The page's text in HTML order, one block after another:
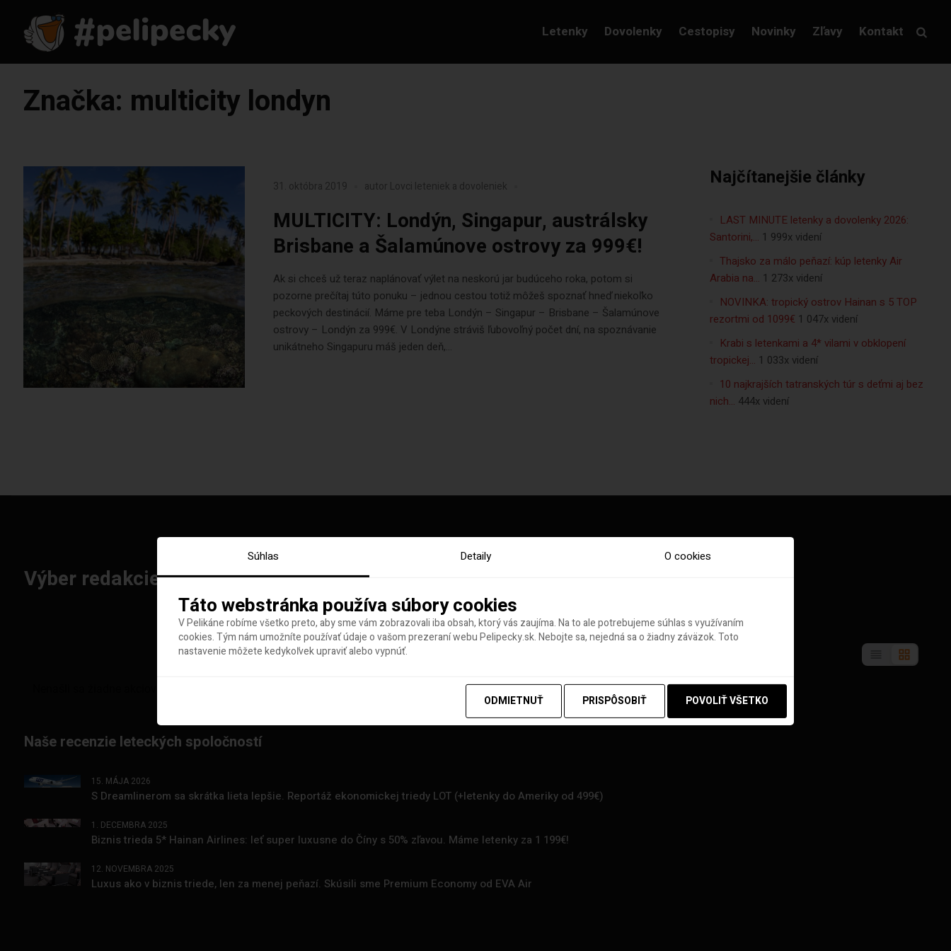
Letenky Dovolenky Cestopisy Novinky Zľavy Kontakt
Značka: multicity londyn
31. októbra 2019 autor Lovci leteniek a dovoleniek
MULTICITY: Londýn, Singapur, austrálsky
Brisbane a Šalamúnove ostrovy za 999€!
Ak si chceš už teraz naplánovať výlet na neskorú jar budúceho roka, potom si
pozorne prečítaj túto ponuku – jednou cestou totiž môžeš spoznať hneď niekoľko
peckových destinácií. Máme pre teba Londýn – Singapur – Brisbane – Šalamúnove
ostrovy – Londýn za 999€. V Londýne stráviš ľubovoľný počet dní, na spoznávanie
unikátneho Singapuru máš jeden deň,...
Najčítanejšie články
LAST MINUTE letenky a dovolenky 2026:
Santorini,… 1 999x videní
Thajsko za málo peňazí: kúp letenky Air
Arabia na… 1 273x videní
NOVINKA: tropický ostrov Hainan s 5 TOP
rezortmi od 1099€ 1 047x videní
Krabi s letenkami a 4* vilami v obklopení
tropickej… 1 033x videní
10 najkrajších tatranských túr s deťmi aj bez
nich… 444x videní
Výber redakcie: Najlepšie letenky tohto týždňa
Naše recenzie leteckých spoločností
15. MÁJA 2026
S Dreamlinerom sa skrátka lieta lepšie. Reportáž ekonomickej triedy LOT (+letenky do Ameriky od 499€)
1. DECEMBRA 2025
Biznis trieda 5* Hainan Airlines: leť super luxusne do Číny s 50% zľavou. Máme letenky za 1 199€!
12. NOVEMBRA 2025
Luxus ako v biznis triede, len za menej peňazí. Skúsili sme Premium Economy od EVA Air
Súhlas Detaily O cookies
Táto webstránka používa súbory cookies
V Pelikáne robíme všetko preto, aby sme vám zobrazovali iba obsah, ktorý vás zaujíma. Na to ale potrebujeme súhlas s využívaním
cookies. Tým nám umožníte používať údaje o vašom prezeraní webu Pelipecky.sk. Nebojte sa, nejedná sa o žiadny záväzok. Toto
nastavenie môžete kedykoľvek upraviť alebo vypnúť.
ODMIETNUŤ PRISPÔSOBIŤ POVOLIŤ VŠETKO